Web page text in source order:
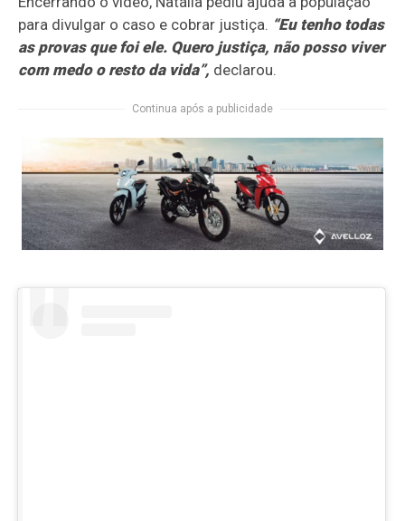
para divulgar o caso e cobrar justiça. “Eu tenho todas
as provas que foi ele. Quero justiça, não posso viver
com medo o resto da vida”, declarou.
Continua após a publicidade